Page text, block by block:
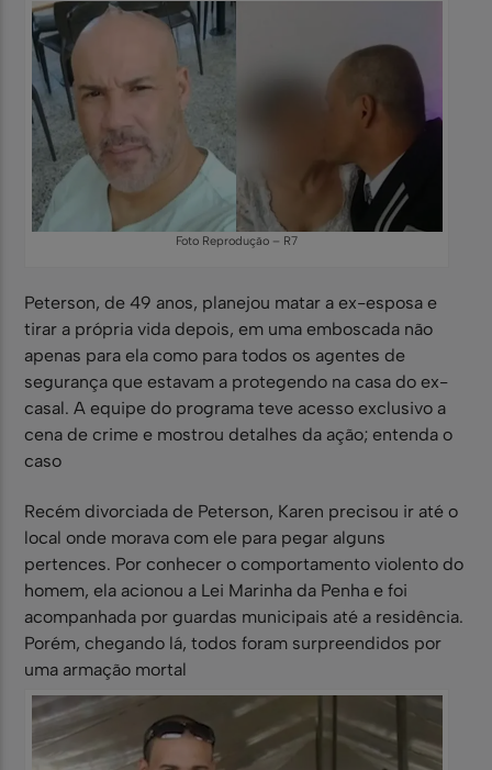
Foto Reprodução – R7
Peterson, de 49 anos, planejou matar a ex-esposa e
tirar a própria vida depois, em uma emboscada não
apenas para ela como para todos os agentes de
segurança que estavam a protegendo na casa do ex-
casal. A equipe do programa teve acesso exclusivo a
cena de crime e mostrou detalhes da ação; entenda o
caso
Recém divorciada de Peterson, Karen precisou ir até o
local onde morava com ele para pegar alguns
pertences. Por conhecer o comportamento violento do
homem, ela acionou a Lei Marinha da Penha e foi
acompanhada por guardas municipais até a residência.
Porém, chegando lá, todos foram surpreendidos por
uma armação mortal